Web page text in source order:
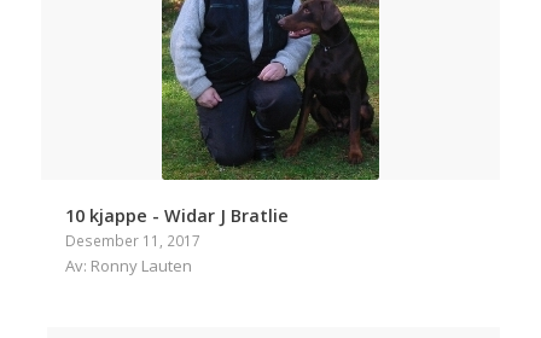
10 kjappe - Widar J Bratlie
Desember 11, 2017
Av: Ronny Lauten